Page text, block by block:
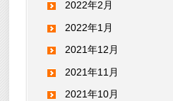
2022年2月
2022年1月
2021年12月
2021年11月
2021年10月